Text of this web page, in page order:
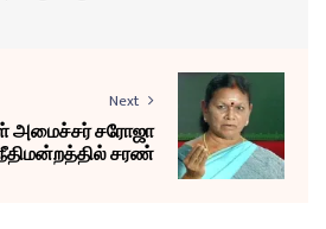
Next
அமைச்சர் சரோஜா
சரண்